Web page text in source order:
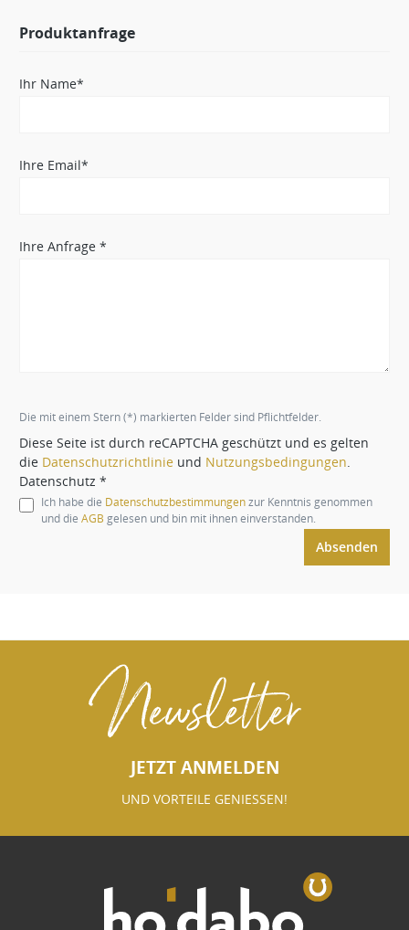
Produktanfrage
Ihr Name*
Ihre Email*
Ihre Anfrage *
Die mit einem Stern (*) markierten Felder sind Pflichtfelder.
Diese Seite ist durch reCAPTCHA geschützt und es gelten
die Datenschutzrichtlinie und Nutzungsbedingungen.
Datenschutz *
Ich habe die Datenschutzbestimmungenzur Kenntnis genommen
und die AGB gelesen und bin mit ihnen einverstanden.
Absenden
Newsletter
JETZT ANMELDEN
UND VORTEILE GENIESSEN!